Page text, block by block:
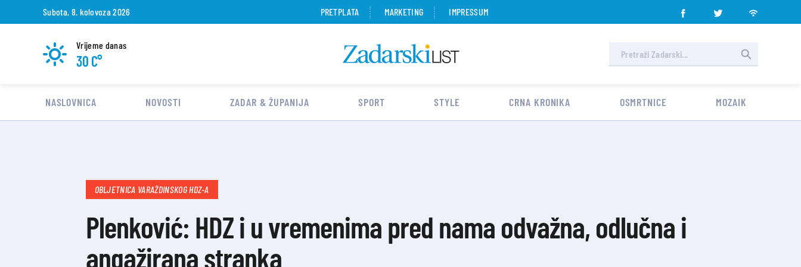
Subota, 8. kolovoza 2026 PRETPLATA MARKETING IMPRESSUM
Vrijeme danas
30 C°
NASLOVNICA NOVOSTI ZADAR & ŽUPANIJA SPORT STYLE CRNA KRONIKA OSMRTNICE MOZAIK
OBLJETNICA VARAŽDINSKOG HDZ-A
Plenković: HDZ i u vremenima pred nama odvažna, odlučna i
angažirana stranka